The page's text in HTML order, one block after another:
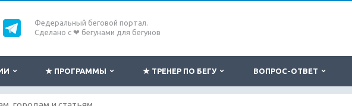
Федеральный беговой портал.
Сделано с ❤ бегунами для бегунов
★ ПРОГРАММЫ ★ ТРЕНЕР ПО БЕГУ ВОПРОС-ОТВЕТ